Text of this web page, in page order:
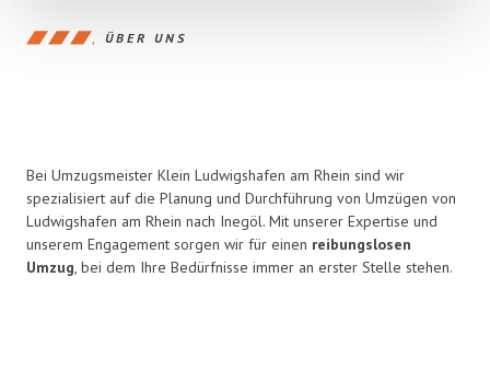
ÜBER UNS
Bei Umzugsmeister Klein Ludwigshafen am Rhein sind wir
spezialisiert auf die Planung und Durchführung von Umzügen von
Ludwigshafen am Rhein nach Inegöl. Mit unserer Expertise und
unserem Engagement sorgen wir für einen reibungslosen
Umzug, bei dem Ihre Bedürfnisse immer an erster Stelle stehen.